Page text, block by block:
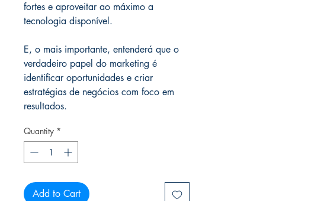
fortes e aproveitar ao máximo a
tecnologia disponível.
E, o mais importante, entenderá que o
verdadeiro papel do marketing é
identificar oportunidades e criar
estratégias de negócios com foco em
resultados.
Quantity *
Add to Cart